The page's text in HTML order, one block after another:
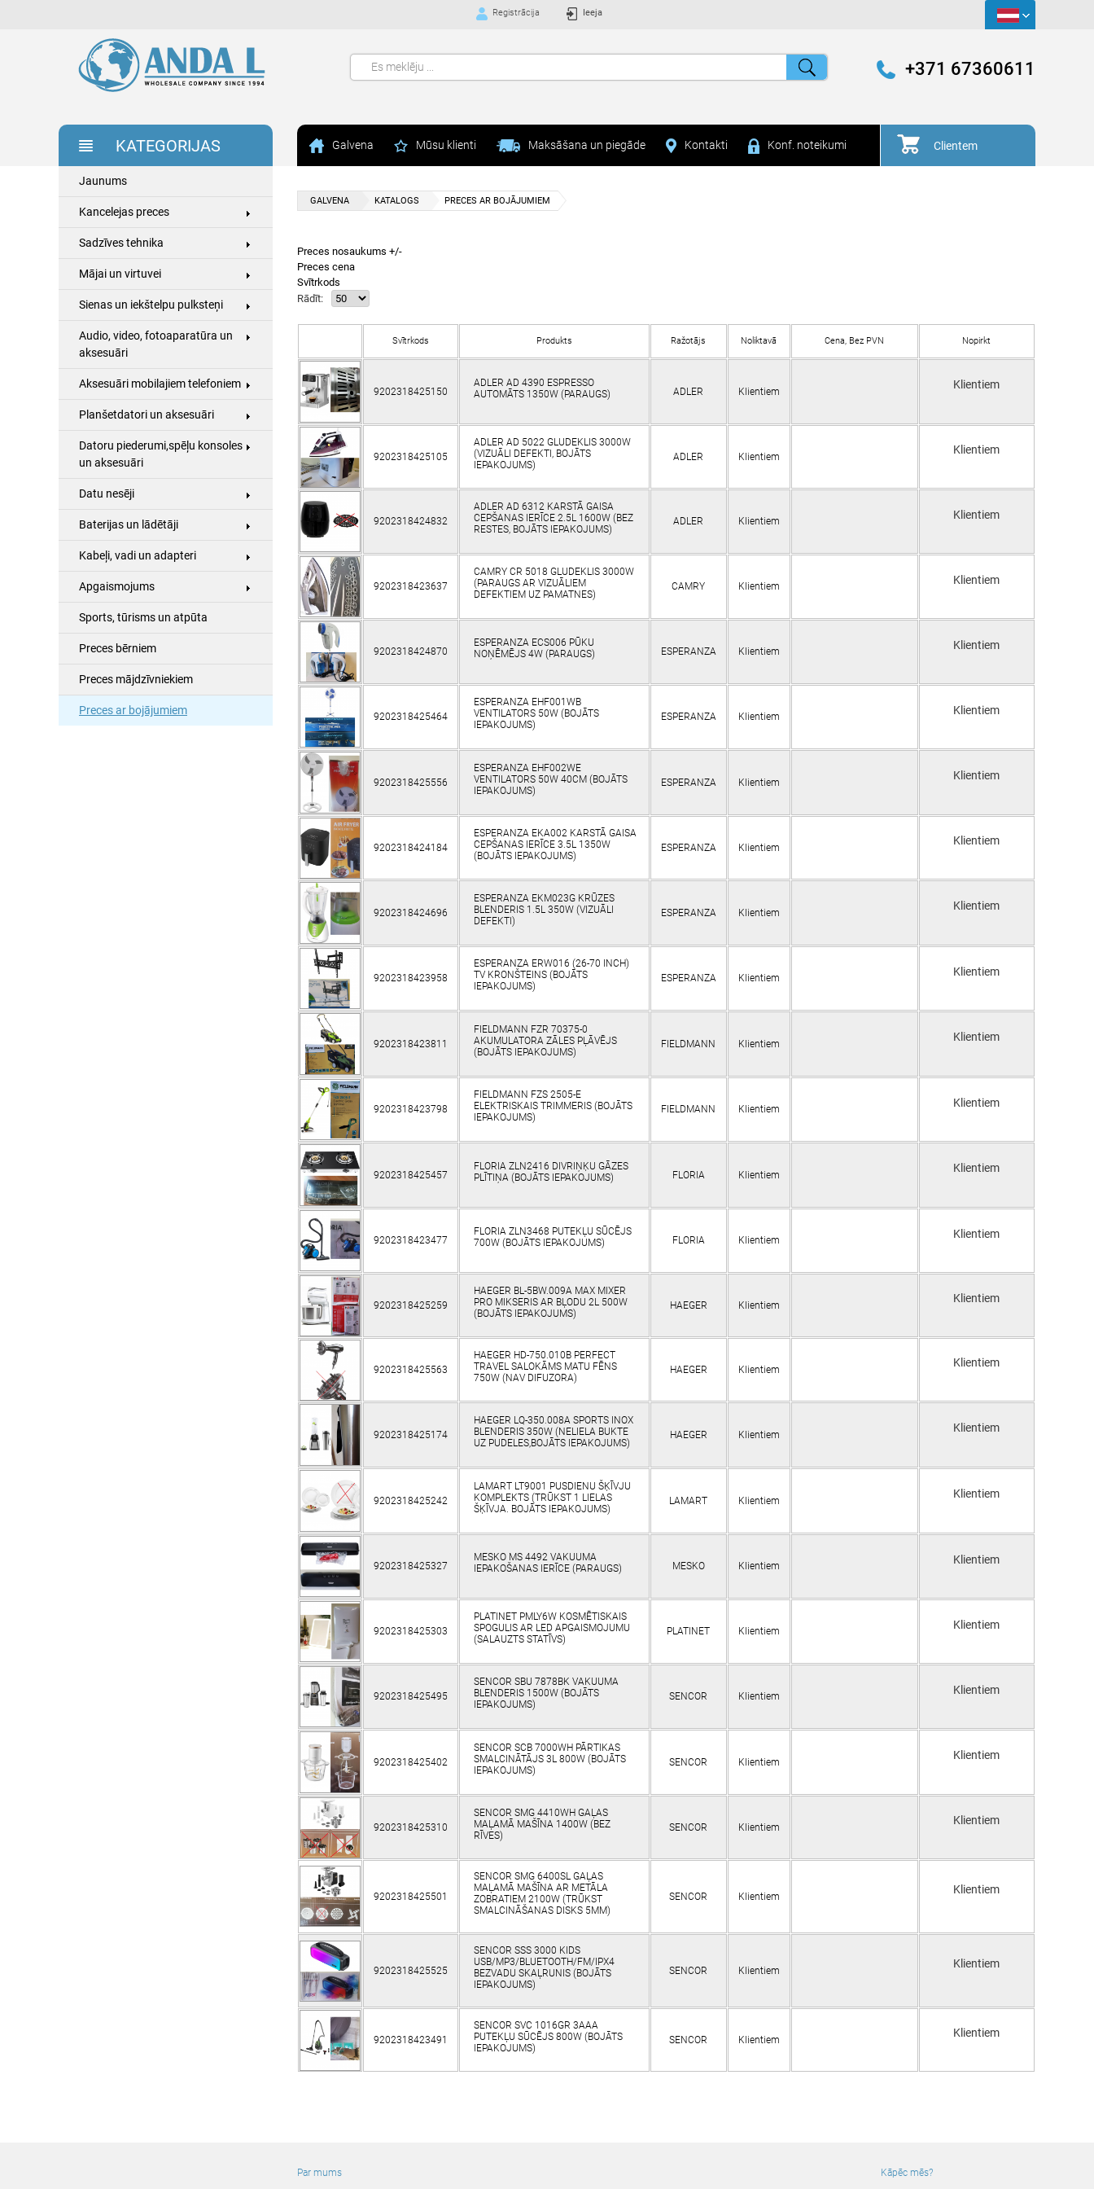
Registrācija Ieeja
+371 67360611
KATEGORIJAS Galvena Mūsu klienti Maksāšana un piegāde Kontakti Konf. noteikumi Clientem
GALVENA KATALOGS PRECES AR BOJĀJUMIEM
Preces nosaukums +/-
Preces cena
Svītrkods
Rādīt:
Svītrkods Produkts Ražotājs Noliktavā Cena, Bez PVN Nopirkt
9202318425150
ADLER AD 4390 ESPRESSO
AUTOMĀTS 1350W (PARAUGS)
ADLER Klientiem
Klientiem
9202318425105
ADLER AD 5022 GLUDEKLIS 3000W
(VIZUĀLI DEFEKTI, BOJĀTS
IEPAKOJUMS)
ADLER Klientiem
Klientiem
9202318424832
ADLER AD 6312 KARSTĀ GAISA
CEPŠANAS IERĪCE 2.5L 1600W (BEZ
RESTES, BOJĀTS IEPAKOJUMS)
ADLER Klientiem Klientiem
9202318423637
CAMRY CR 5018 GLUDEKLIS 3000W
(PARAUGS AR VIZUĀLIEM
DEFEKTIEM UZ PAMATNES)
CAMRY Klientiem Klientiem
9202318424870
ESPERANZA ECS006 PŪKU
NOŅĒMĒJS 4W (PARAUGS)
ESPERANZA Klientiem Klientiem
9202318425464
ESPERANZA EHF001WB
VENTILATORS 50W (BOJĀTS
IEPAKOJUMS)
ESPERANZA Klientiem Klientiem
9202318425556
ESPERANZA EHF002WE
VENTILATORS 50W 40CM (BOJĀTS
IEPAKOJUMS)
ESPERANZA Klientiem
Klientiem
9202318424184
ESPERANZA EKA002 KARSTĀ GAISA
CEPŠANAS IERĪCE 3.5L 1350W
(BOJĀTS IEPAKOJUMS)
ESPERANZA Klientiem
Klientiem
9202318424696
ESPERANZA EKM023G KRŪZES
BLENDERIS 1.5L 350W (VIZUĀLI
DEFEKTI)
ESPERANZA Klientiem
Klientiem
9202318423958
ESPERANZA ERW016 (26-70 INCH)
TV KRONŠTEINS (BOJĀTS
IEPAKOJUMS)
ESPERANZA Klientiem Klientiem
9202318423811
FIELDMANN FZR 70375-0
AKUMULATORA ZĀLES PĻĀVĒJS
(BOJĀTS IEPAKOJUMS)
FIELDMANN Klientiem
Klientiem
9202318423798
FIELDMANN FZS 2505-E
ELEKTRISKAIS TRIMMERIS (BOJĀTS
IEPAKOJUMS)
FIELDMANN Klientiem Klientiem
9202318425457
FLORIA ZLN2416 DIVRIŅĶU GĀZES
PLĪTIŅA (BOJĀTS IEPAKOJUMS)
FLORIA Klientiem
Klientiem
9202318423477
FLORIA ZLN3468 PUTEKĻU SŪCĒJS
700W (BOJĀTS IEPAKOJUMS)
FLORIA Klientiem Klientiem
9202318425259
HAEGER BL-5BW.009A MAX MIXER
PRO MIKSERIS AR BĻODU 2L 500W
(BOJĀTS IEPAKOJUMS)
HAEGER Klientiem
Klientiem
9202318425563
HAEGER HD-750.010B PERFECT
TRAVEL SALOKĀMS MATU FĒNS
750W (NAV DIFUZORA)
HAEGER Klientiem
Klientiem
9202318425174
HAEGER LQ-350.008A SPORTS INOX
BLENDERIS 350W (NELIELA BUKTE
UZ PUDELES,BOJĀTS IEPAKOJUMS)
HAEGER Klientiem
Klientiem
9202318425242
LAMART LT9001 PUSDIENU ŠĶĪVJU
KOMPLEKTS (TRŪKST 1 LIELAS
ŠĶĪVJA. BOJĀTS IEPAKOJUMS)
LAMART Klientiem
Klientiem
9202318425327
MESKO MS 4492 VAKUUMA
IEPAKOŠANAS IERĪCE (PARAUGS)
MESKO Klientiem Klientiem
9202318425303
PLATINET PMLY6W KOSMĒTISKAIS
SPOGULIS AR LED APGAISMOJUMU
(SALAUZTS STATĪVS)
PLATINET Klientiem Klientiem
9202318425495
SENCOR SBU 7878BK VAKUUMA
BLENDERIS 1500W (BOJĀTS
IEPAKOJUMS)
SENCOR Klientiem Klientiem
9202318425402
SENCOR SCB 7000WH PĀRTIKAS
SMALCINĀTĀJS 3L 800W (BOJĀTS
IEPAKOJUMS)
SENCOR Klientiem
Klientiem
9202318425310
SENCOR SMG 4410WH GAĻAS
MAĻAMĀ MAŠĪNA 1400W (BEZ
RĪVES)
SENCOR Klientiem
Klientiem
9202318425501
SENCOR SMG 6400SL GAĻAS
MAĻAMĀ MAŠĪNA AR METĀLA
ZOBRATIEM 2100W (TRŪKST
SMALCINĀŠANAS DISKS 5MM)
SENCOR Klientiem
Klientiem
9202318425525
SENCOR SSS 3000 KIDS
USB/MP3/BLUETOOTH/FM/IPX4
BEZVADU SKAĻRUNIS (BOJĀTS
IEPAKOJUMS)
SENCOR Klientiem
Klientiem
9202318423491
SENCOR SVC 1016GR 3AAA
PUTEKĻU SŪCĒJS 800W (BOJĀTS
IEPAKOJUMS)
SENCOR Klientiem
Klientiem
Jaunums
Kancelejas preces
Sadzīves tehnika
Mājai un virtuvei
Sienas un iekštelpu pulksteņi
Audio, video, fotoaparatūra un
aksesuāri
Aksesuāri mobilajiem telefoniem
Planšetdatori un aksesuāri
Datoru piederumi,spēļu konsoles
un aksesuāri
Datu nesēji
Baterijas un lādētāji
Kabeļi, vadi un adapteri
Apgaismojums
Sports, tūrisms un atpūta
Preces bērniem
Preces mājdzīvniekiem
Preces ar bojājumiem
Par mums Kāpēc mēs?